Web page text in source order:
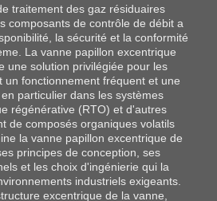
traitement des gaz résiduaires
composants de contrôle de débit a
la sécurité et la conformité
La vanne papillon excentrique
une solution privilégiée pour les
un fonctionnement fréquent et une
particulier dans les systèmes
régénérative (RTO) et d'autres
de composés organiques volatils
la vanne papillon excentrique de
principes de conception, ses
et les choix d'ingénierie qui la
industriels exigeants.
excentrique de la vanne,